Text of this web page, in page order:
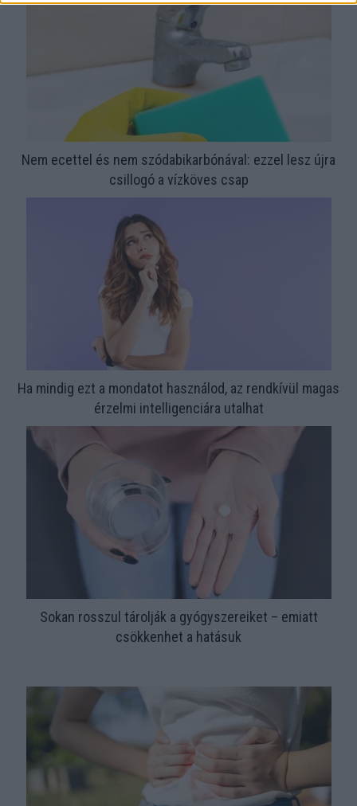
Nem ecettel és nem szódabikarbónával: ezzel lesz újra
csillogó a vízköves csap
Ha mindig ezt a mondatot használod, az rendkívül magas
érzelmi intelligenciára utalhat
Sokan rosszul tárolják a gyógyszereiket – emiatt
csökkenhet a hatásuk